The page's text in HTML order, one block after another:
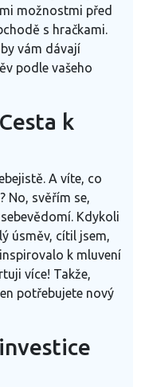
možnostmi před
s hračkami.
vám dávají
podle vašeho
k
A víte, co
No, svěřím se,
Kdykoli
úsměv, cítil jsem,
k mluvení
více! Takže,
potřebujete nový